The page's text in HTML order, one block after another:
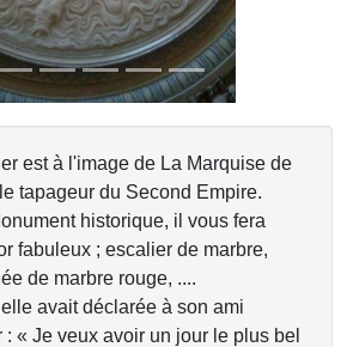
est à l'image de La Marquise de
tapageur du Second Empire.
historique, il vous fera
fabuleux ; escalier de marbre,
de marbre rouge, ....
avait déclarée à son ami
« Je veux avoir un jour le plus bel